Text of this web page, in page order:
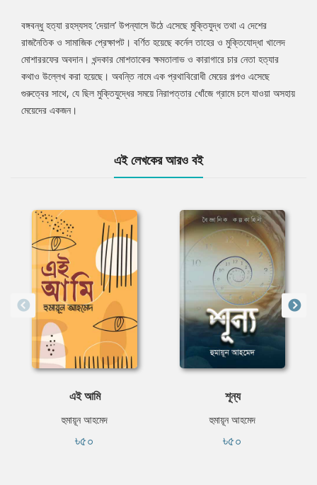
Tab
Article
বঙ্গবন্ধু হত্যা রহস্যসহ ‘দেয়াল’ উপন্যাসে উঠে এসেছে মুক্তিযুদ্ধ তথা এ দেশের
রাজনৈতিক ও সামাজিক প্রেক্ষাপট। বর্ণিত হয়েছে কর্নেল তাহের ও মুক্তিযোদ্ধা খালেদ
মোশাররফের অবদান। খন্দকার মোশতাকের ক্ষমতালাভ ও কারাগারে চার নেতা হত্যার
কথাও উল্লেখ করা হয়েছে। অবন্তি নামে এক প্রথাবিরোধী মেয়ের গল্পও এসেছে
গুরুত্বের সাথে, যে ছিল মুক্তিযুদ্ধের সময়ে নিরাপত্তার খোঁজে গ্রামে চলে যাওয়া অসহায়
মেয়েদের একজন।
এই লেখকের আরও বই
এই আমি
হুমায়ূন আহমেদ
৳৫০
শূন্য
হুমায়ূন আহমেদ
৳৫০